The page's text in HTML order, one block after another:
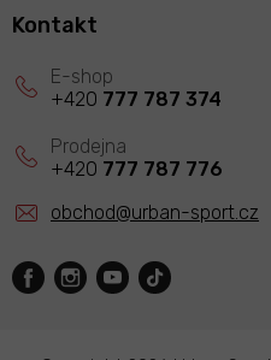
Kontakt
obchod@urban-sport.cz
+420 777 787 374
+420 777 787 776